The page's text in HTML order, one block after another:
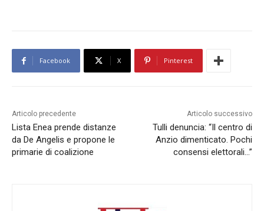
Facebook X Pinterest
Articolo precedente
Lista Enea prende distanze
da De Angelis e propone le
primarie di coalizione
Articolo successivo
Tulli denuncia: “Il centro di
Anzio dimenticato. Pochi
consensi elettorali…”